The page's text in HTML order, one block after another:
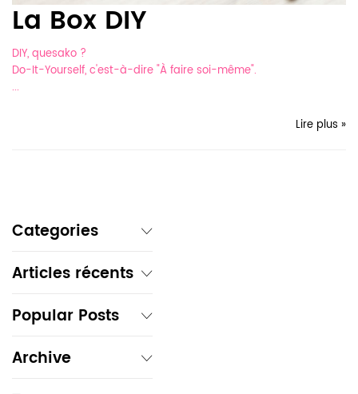
La Box DIY
DIY, quesako ?
Do-It-Yourself, c'est-à-dire "À faire soi-même".
...
Lire plus »
Categories
Articles récents
Popular Posts
Archive